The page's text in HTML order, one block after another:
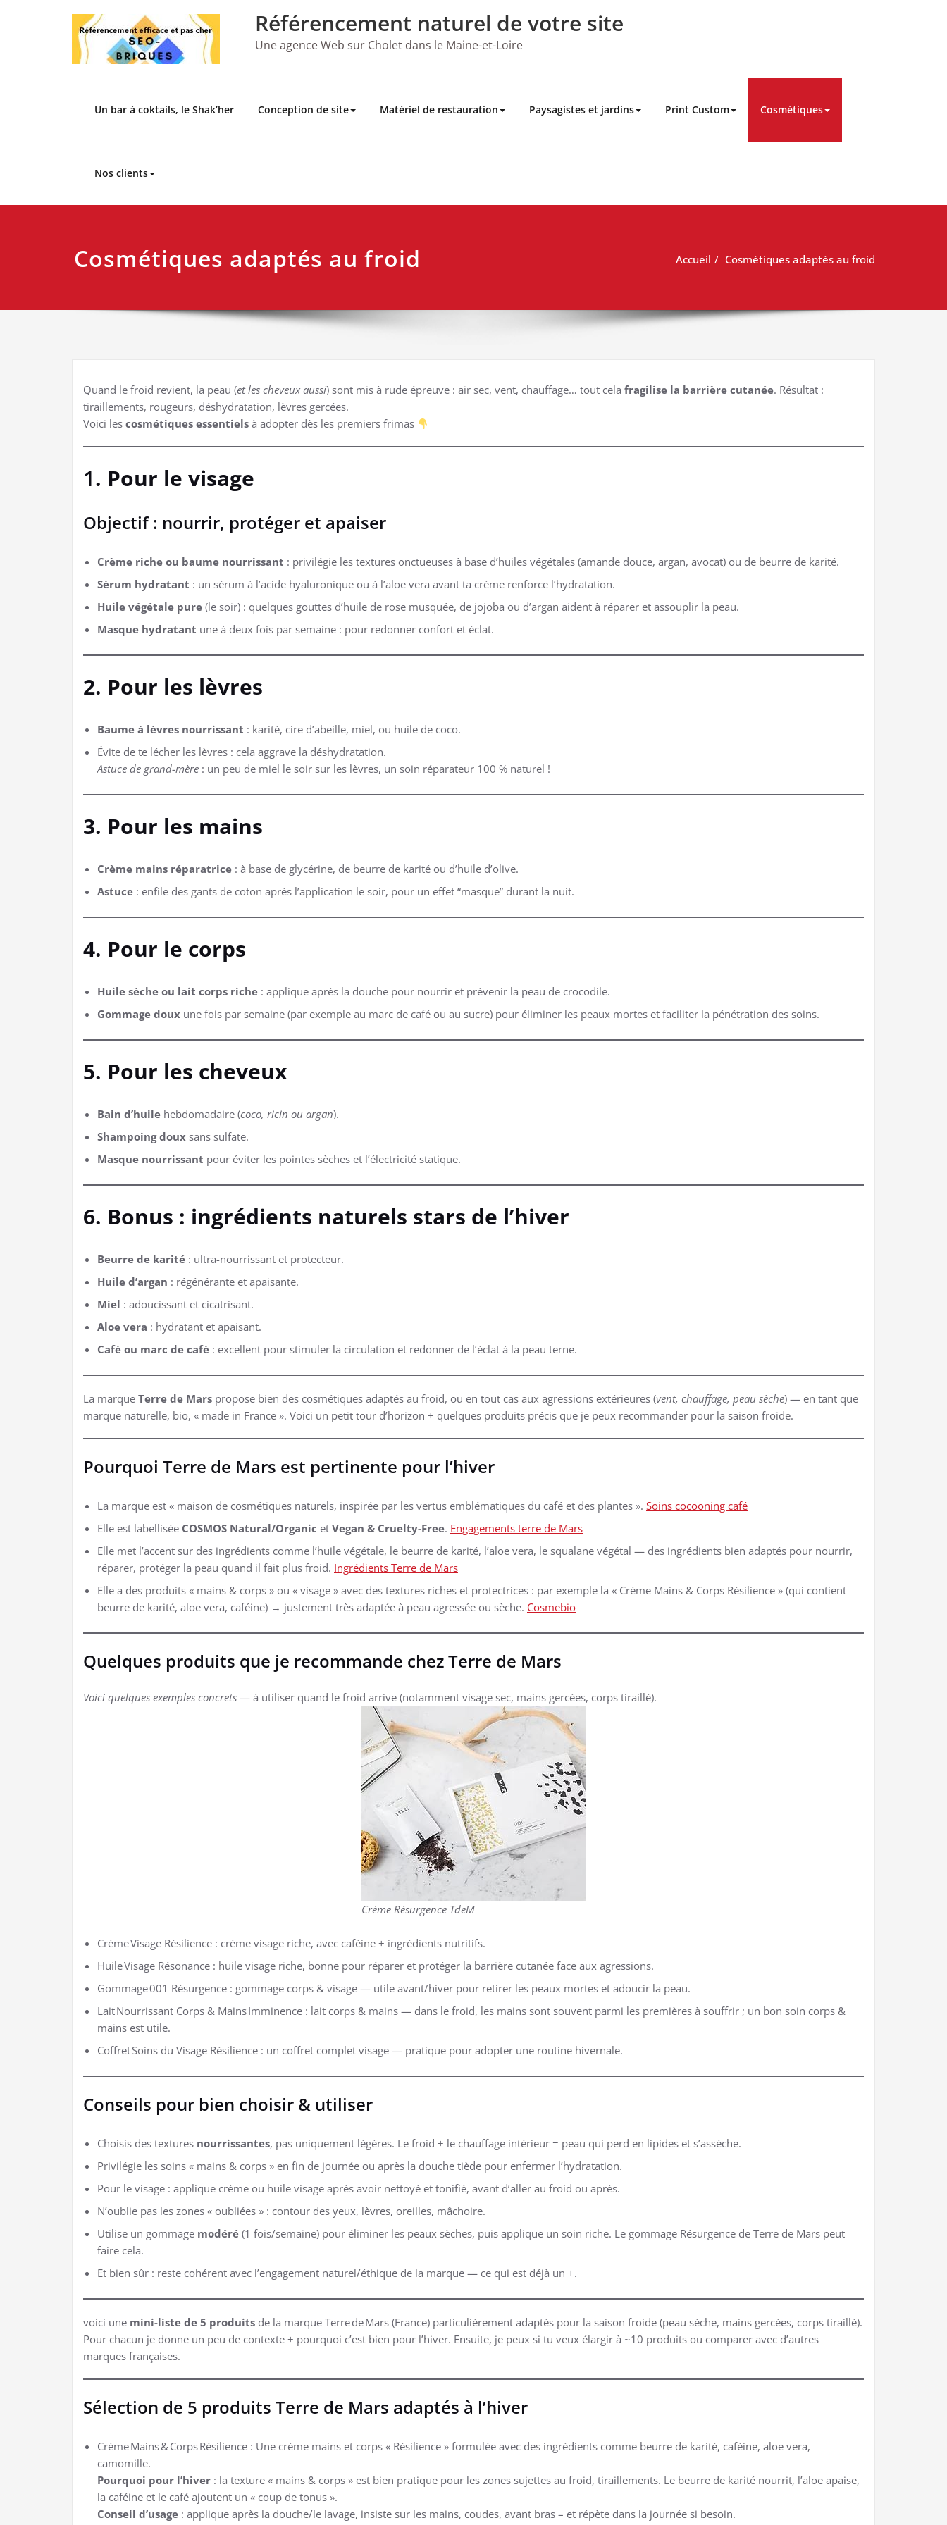
Référencement naturel de votre site
Une agence Web sur Cholet dans le Maine-et-Loire
Un bar à coktails, le Shak’her Conception de site Matériel de restauration Paysagistes et jardins Print Custom Cosmétiques
Nos clients
Cosmétiques adaptés au froid Accueil Cosmétiques adaptés au froid
Quand le froid revient, la peau (et les cheveux aussi) sont mis à rude épreuve : air sec, vent, chauffage… tout cela fragilise la barrière cutanée. Résultat :
tiraillements, rougeurs, déshydratation, lèvres gercées.
Voici les cosmétiques essentiels à adopter dès les premiers frimas
1. Pour le visage
Objectif : nourrir, protéger et apaiser
Crème riche ou baume nourrissant : privilégie les textures onctueuses à base d’huiles végétales (amande douce, argan, avocat) ou de beurre de karité.
Sérum hydratant : un sérum à l’acide hyaluronique ou à l’aloe vera avant ta crème renforce l’hydratation.
Huile végétale pure (le soir) : quelques gouttes d’huile de rose musquée, de jojoba ou d’argan aident à réparer et assouplir la peau.
Masque hydratant une à deux fois par semaine : pour redonner confort et éclat.
2. Pour les lèvres
Baume à lèvres nourrissant : karité, cire d’abeille, miel, ou huile de coco.
Évite de te lécher les lèvres : cela aggrave la déshydratation.
Astuce de grand-mère : un peu de miel le soir sur les lèvres, un soin réparateur 100 % naturel !
3. Pour les mains
Crème mains réparatrice : à base de glycérine, de beurre de karité ou d’huile d’olive.
Astuce : enfile des gants de coton après l’application le soir, pour un effet “masque” durant la nuit.
4. Pour le corps
Huile sèche ou lait corps riche : applique après la douche pour nourrir et prévenir la peau de crocodile.
Gommage doux une fois par semaine (par exemple au marc de café ou au sucre) pour éliminer les peaux mortes et faciliter la pénétration des soins.
5. Pour les cheveux
Bain d’huile hebdomadaire (coco, ricin ou argan).
Shampoing doux sans sulfate.
Masque nourrissant pour éviter les pointes sèches et l’électricité statique.
6. Bonus : ingrédients naturels stars de l’hiver
Beurre de karité : ultra-nourrissant et protecteur.
Huile d’argan : régénérante et apaisante.
Miel : adoucissant et cicatrisant.
Aloe vera : hydratant et apaisant.
Café ou marc de café : excellent pour stimuler la circulation et redonner de l’éclat à la peau terne.
La marque Terre de Mars propose bien des cosmétiques adaptés au froid, ou en tout cas aux agressions extérieures (vent, chauffage, peau sèche) — en tant que
marque naturelle, bio, « made in France ». Voici un petit tour d’horizon + quelques produits précis que je peux recommander pour la saison froide.
Pourquoi Terre de Mars est pertinente pour l’hiver
La marque est « maison de cosmétiques naturels, inspirée par les vertus emblématiques du café et des plantes ». Soins cocooning café
Elle est labellisée COSMOS Natural/Organic et Vegan & Cruelty-Free. Engagements terre de Mars
Elle met l’accent sur des ingrédients comme l’huile végétale, le beurre de karité, l’aloe vera, le squalane végétal — des ingrédients bien adaptés pour nourrir,
réparer, protéger la peau quand il fait plus froid. Ingrédients Terre de Mars
Elle a des produits « mains & corps » ou « visage » avec des textures riches et protectrices : par exemple la « Crème Mains & Corps Résilience » (qui contient
beurre de karité, aloe vera, caféine) → justement très adaptée à peau agressée ou sèche. Cosmebio
Quelques produits que je recommande chez Terre de Mars
Voici quelques exemples concrets — à utiliser quand le froid arrive (notamment visage sec, mains gercées, corps tiraillé).
Crème Résurgence TdeM
Crème Visage Résilience : crème visage riche, avec caféine + ingrédients nutritifs.
Huile Visage Résonance : huile visage riche, bonne pour réparer et protéger la barrière cutanée face aux agressions.
Gommage 001 Résurgence : gommage corps & visage — utile avant/hiver pour retirer les peaux mortes et adoucir la peau.
Lait Nourrissant Corps & Mains Imminence : lait corps & mains — dans le froid, les mains sont souvent parmi les premières à souffrir ; un bon soin corps &
mains est utile.
Coffret Soins du Visage Résilience : un coffret complet visage — pratique pour adopter une routine hivernale.
Conseils pour bien choisir & utiliser
Choisis des textures nourrissantes, pas uniquement légères. Le froid + le chauffage intérieur = peau qui perd en lipides et s’assèche.
Privilégie les soins « mains & corps » en fin de journée ou après la douche tiède pour enfermer l’hydratation.
Pour le visage : applique crème ou huile visage après avoir nettoyé et tonifié, avant d’aller au froid ou après.
N’oublie pas les zones « oubliées » : contour des yeux, lèvres, oreilles, mâchoire.
Utilise un gommage modéré (1 fois/semaine) pour éliminer les peaux sèches, puis applique un soin riche. Le gommage Résurgence de Terre de Mars peut
faire cela.
Et bien sûr : reste cohérent avec l’engagement naturel/éthique de la marque — ce qui est déjà un +.
voici une mini-liste de 5 produits de la marque Terre de Mars (France) particulièrement adaptés pour la saison froide (peau sèche, mains gercées, corps tiraillé).
Pour chacun je donne un peu de contexte + pourquoi c’est bien pour l’hiver. Ensuite, je peux si tu veux élargir à ~10 produits ou comparer avec d’autres
marques françaises.
Sélection de 5 produits Terre de Mars adaptés à l’hiver
Crème Mains & Corps Résilience : Une crème mains et corps « Résilience » formulée avec des ingrédients comme beurre de karité, caféine, aloe vera,
camomille.
Pourquoi pour l’hiver : la texture « mains & corps » est bien pratique pour les zones sujettes au froid, tiraillements. Le beurre de karité nourrit, l’aloe apaise,
la caféine et le café ajoutent un « coup de tonus ».
Conseil d’usage : applique après la douche/le lavage, insiste sur les mains, coudes, avant bras – et répète dans la journée si besoin.